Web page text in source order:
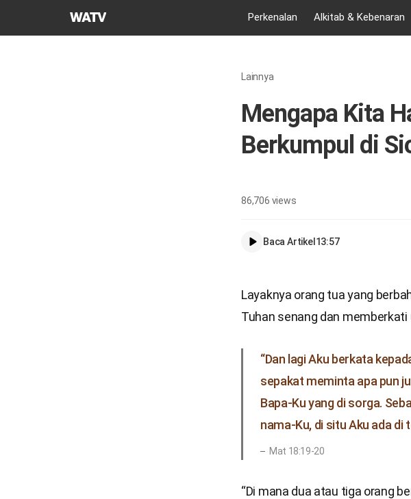
Gereja
Perkenalan Alkitab & Kebenaran
Lainnya
Mengapa Kita
Berkumpul di
86,706 views
Baca Artikel13:57
Layaknya orang tua yang
Tuhan senang dan
“Dan lagi Aku berkata
sepakat meminta apa pun
Bapa-Ku yang di sorga.
nama-Ku, di situ Aku ada di
Mat 18:19-20
“Di mana dua atau tiga orang